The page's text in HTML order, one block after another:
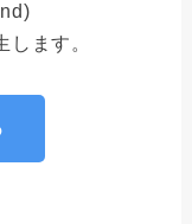
ます。